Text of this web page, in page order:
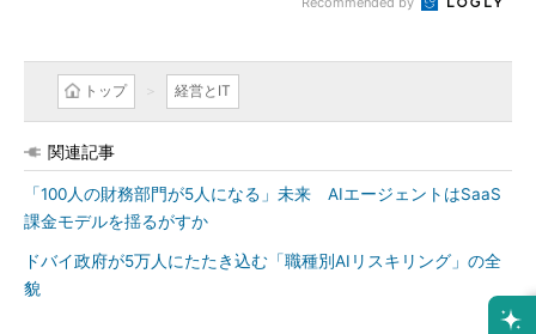
トップ 経営とIT
関連記事
「100人の財務部門が5人になる」未来 AIエージェントはSaaS
課金モデルを揺るがすか
ドバイ政府が5万人にたたき込む「職種別AIリスキリング」の全
貌